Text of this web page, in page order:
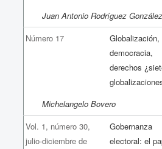
Juan Antonio Rodríguez González
Número 17
Globalización,
democracia,
derechos
Michelangelo Bovero
Vol. 1, número 30,
julio-diciembre de
Gobernanza
electoral: el